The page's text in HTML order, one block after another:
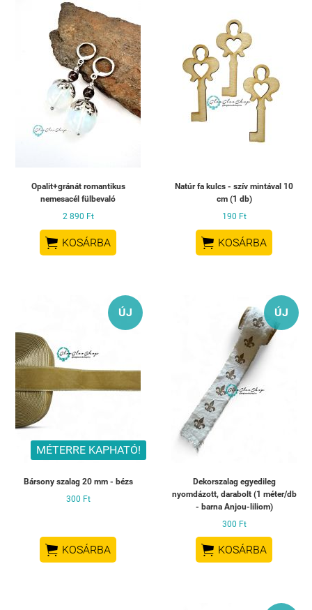
Opalit+gránát romantikus
nemesacél fülbevaló
2 890 Ft
 KOSÁRBA
Natúr fa kulcs - szív mintával 10
cm (1 db)
190 Ft
 KOSÁRBA
ÚJ
MÉTERRE KAPHATÓ!
Bársony szalag 20 mm - bézs
300 Ft
 KOSÁRBA
ÚJ
Dekorszalag egyedileg
nyomdázott, darabolt (1 méter/db
- barna Anjou-liliom)
300 Ft
 KOSÁRBA